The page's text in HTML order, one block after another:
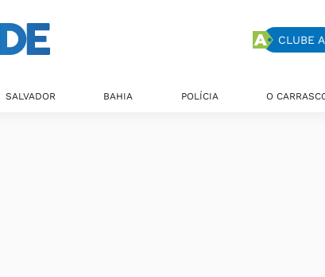
CLUBE
SALVADOR BAHIA POLÍCIA O